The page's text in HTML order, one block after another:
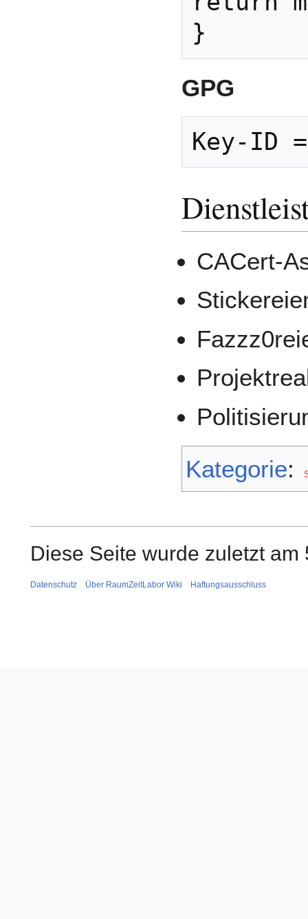
GPG
CACert-
Kategorie:
Diese Seite wurde zuletzt
Datenschutz Über RaumZeitLabor Wiki Haftungsausschluss